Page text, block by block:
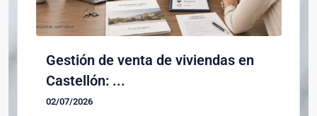
Gestión de venta de viviendas en
Castellón: ...
02/07/2026